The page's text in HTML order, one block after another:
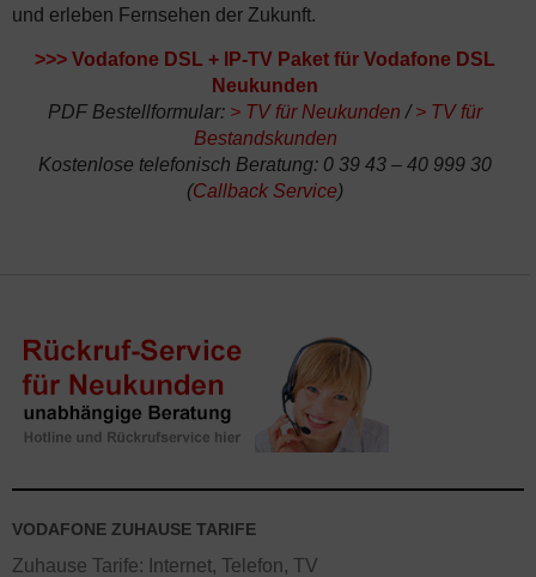
und erleben Fernsehen der Zukunft.
>>> Vodafone DSL + IP-TV Paket für Vodafone DSL
Neukunden
PDF Bestellformular: > TV für Neukunden /> TV für
Bestandskunden
Kostenlose telefonisch Beratung: 0 39 43 – 40 999 30
(Callback Service)
VODAFONE ZUHAUSE TARIFE
Zuhause Tarife: Internet, Telefon, TV